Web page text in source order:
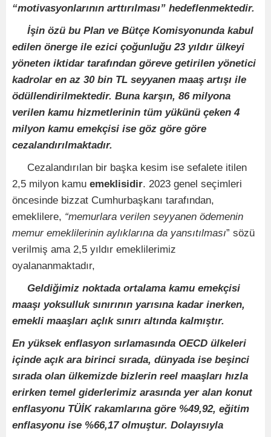
“motivasyonlarının arttırılması” hedeflenmektedir.
İşin özü bu Plan ve Bütçe Komisyonunda kabul
edilen önerge ile ezici çoğunluğu 23 yıldır ülkeyi
yöneten iktidar tarafından göreve getirilen yönetici
kadrolar en az 30 bin TL seyyanen maaş artışı ile
ödüllendirilmektedir. Buna karşın, 86 milyona
verilen kamu hizmetlerinin tüm yükünü çeken 4
milyon kamu emekçisi ise göz göre göre
cezalandırılmaktadır.
Cezalandırılan bir başka kesim ise sefalete itilen
2,5 milyon kamu emeklisidir. 2023 genel seçimleri
öncesinde bizzat Cumhurbaşkanı tarafından,
emeklilere, “memurlara verilen seyyanen ödemenin
memur emeklilerinin aylıklarına da yansıtılması” sözü
verilmiş ama 2,5 yıldır emeklilerimiz
oyalananmaktadır,
Geldiğimiz noktada ortalama kamu emekçisi
maaşı yoksulluk sınırının yarısına kadar inerken,
emekli maaşları açlık sınırı altında kalmıştır.
En yüksek enflasyon sırlamasında OECD ülkeleri
içinde açık ara birinci sırada, dünyada ise beşinci
sırada olan ülkemizde bizlerin reel maaşları hızla
erirken temel giderlerimiz arasında yer alan konut
enflasyonu TÜİK rakamlarına göre %49,92, eğitim
enflasyonu ise %66,17 olmuştur. Dolayısıyla